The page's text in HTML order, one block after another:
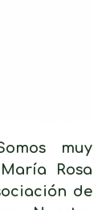
muy
Rosa
de